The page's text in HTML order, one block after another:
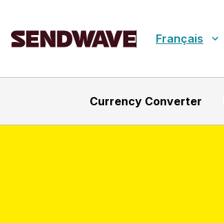
Français
Currency Converter